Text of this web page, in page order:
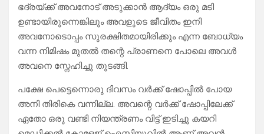
ഭദ്രയ്ക്ക് അവനോട് അടുക്കാൻ ആദ്യം ഒരു മടി
ഉണ്ടായിരുന്നെങ്കിലും അവളുടെ ജീവിതം ഇനി
അവനോടൊപ്പം സുരക്ഷിതമായിരിക്കും എന്ന ബോധ്യം
വന്ന നിമിഷം മുതൽ തന്റെ പ്രാണനെ പോലെ അവൾ
അവനെ സ്നേഹിച്ചു തുടങ്ങി.
പക്ഷേ പെട്ടെന്നൊരു ദിവസം വർക്ക് ഷോപ്പിൽ പോയ
അനി തിരികെ വന്നില്ല. അവന്റെ വർക്ക് ഷോപ്പിലേക്ക്
ഏതോ ഒരു വണ്ടി നിയന്ത്രണം വിട്ട് ഇടിച്ചു കയറി